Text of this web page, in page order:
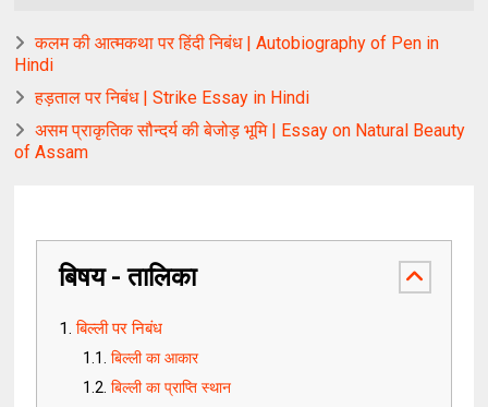
कलम की आत्मकथा पर हिंदी निबंध | Autobiography of Pen in
Hindi
हड़ताल पर निबंध | Strike Essay in Hindi
असम प्राकृतिक सौन्दर्य की बेजोड़ भूमि | Essay on Natural Beauty
of Assam​
बिषय - तालिका
बिल्ली पर निबंध
बिल्ली का आकार
बिल्ली का प्राप्ति स्थान